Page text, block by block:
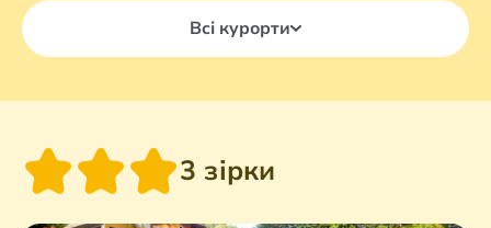
Всі курорти
3 зірки